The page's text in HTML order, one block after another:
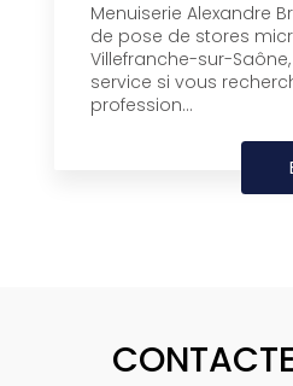
Menuiserie Alexandre
de pose de stores
Villefranche-sur-
service si vous
profession...